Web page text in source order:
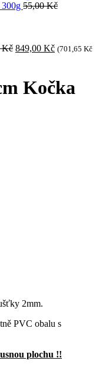
55,00Kč
Kč Původní
999,00 Kč.
849,00 KčAktuální
849,00 Kč.
(701,65 Kč
Kočka
2mm.
PVC obalu s
plochu !!